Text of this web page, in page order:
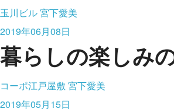
玉川ビル宮下愛美
2019年06月08日
暮らしの楽しみ
コーポ江戸屋敷 宮下愛美
2019年05月15日